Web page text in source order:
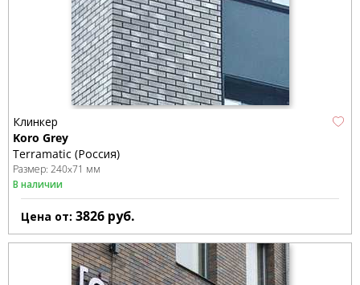
Клинкер
Koro Grey
Terramatic (Россия)
Размер: 240x71 мм
В наличии
Цена от: 3826 руб.